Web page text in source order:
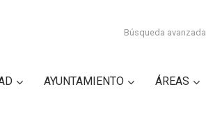
Búsqueda avanzada
AYUNTAMIENTO ÁREAS